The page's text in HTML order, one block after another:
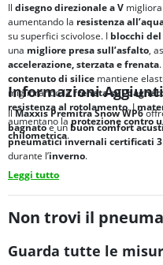
Il disegno direzionale a V
aumentando la resistenza
su superfici scivolose. I blocchi
una migliore presa sull’asfalto,
accelerazione, sterzata e frenata
contenuto di silice mantiene
migliorando lafrenata sul
resistenza al rotolamento. I
aumentano laprotezione contro
chilometrica.
Informazioni
IlMaxxis Premitra Snow WP6
bagnatoe un buoncomfort
pneumaticiinvernali certificati
durante l’inverno.
Leggi tutto
Non trovi il
Guarda tutte le